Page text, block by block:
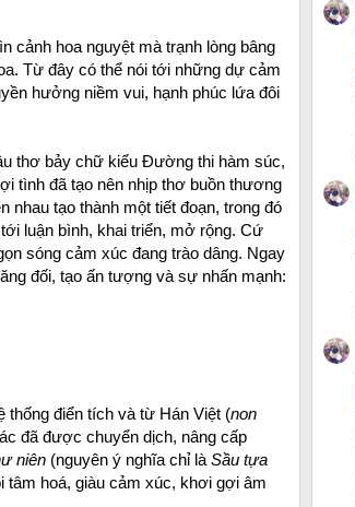
cảnh hoa nguyệt mà trạnh lòng bâng
Từ đây có thể nói tới những dự cảm
hưởng niềm vui, hạnh phúc lứa đôi
thơ bảy chữ kiểu Đường thi hàm súc,
tình đã tạo nên nhịp thơ buồn thương
nhau tạo thành một tiết đoạn, trong đó
luận bình, khai triển, mở rộng. Cứ
sóng cảm xúc đang trào dâng. Ngay
đối, tạo ấn tượng và sự nhấn mạnh:
thống điển tích và từ Hán Việt (non
đã được chuyển dịch, nâng cấp
niên (nguyên ý nghĩa chỉ là Sầu tựa
tâm hoá, giàu cảm xúc, khơi gợi âm